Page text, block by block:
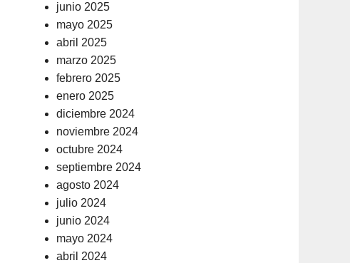
junio 2025
mayo 2025
abril 2025
marzo 2025
febrero 2025
enero 2025
diciembre 2024
noviembre 2024
octubre 2024
septiembre 2024
agosto 2024
julio 2024
junio 2024
mayo 2024
abril 2024